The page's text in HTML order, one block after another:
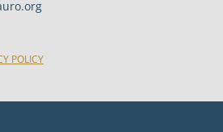
POLICY